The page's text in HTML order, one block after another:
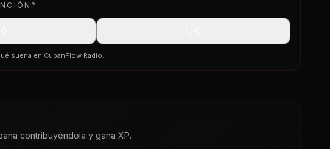
suena en CubanFlow Radio.
contribuyéndola y gana XP.